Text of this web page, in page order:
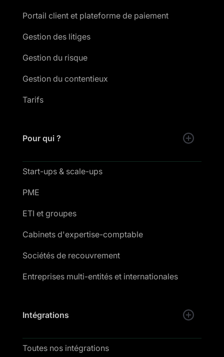
Portail client et plateforme de paiement
Gestion des litiges
Gestion du risque
Gestion du contentieux
Tarifs
Pour qui ?
Start-ups & scale-ups
PME
ETI et groupes
Cabinets d'expertise-comptable
Sociétés de recouvrement
Entreprises multi-entités et internationales
Intégrations
Toutes nos intégrations